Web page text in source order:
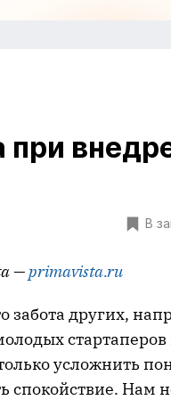
В
—primavista.ru
забота других,
стартаперов
усложнить
Нам